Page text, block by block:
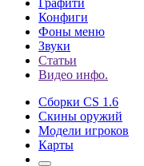
Графити
Конфиги
Фоны меню
Звуки
Статьи
Видео инфо.
Сборки CS 1.6
Скины оружий
Модели игроков
Карты